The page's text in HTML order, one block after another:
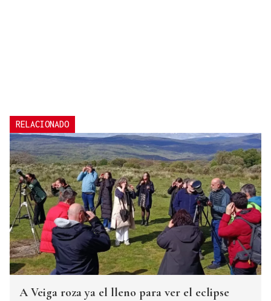
RELACIONADO
A Veiga roza ya el lleno para ver el eclipse